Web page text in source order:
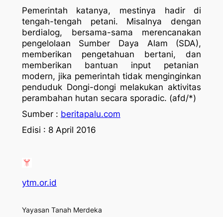
Pemerintah katanya, mestinya hadir di
tengah-tengah petani. Misalnya dengan
berdialog, bersama-sama merencanakan
pengelolaan Sumber Daya Alam (SDA),
memberikan pengetahuan bertani, dan
memberikan bantuan input petanian
modern, jika pemerintah tidak menginginkan
penduduk Dongi-dongi melakukan aktivitas
perambahan hutan secara sporadic. (afd/*)
Sumber : beritapalu.com
Edisi : 8 April 2016
ytm.or.id
Yayasan Tanah Merdeka